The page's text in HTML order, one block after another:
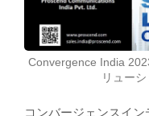
Convergence India
リュー
コンバージェンスイ